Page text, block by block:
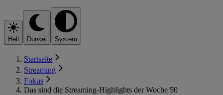
Hell Dunkel System
Startseite
Streaming
Fokus
Das sind die Streaming-Highlights der Woche 50